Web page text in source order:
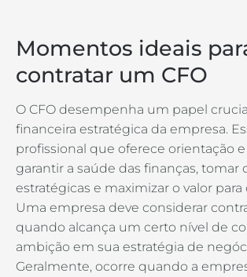
Momentos ideais
contratar um CFO
O CFO desempenha um papel
financeira estratégica da empresa.
profissional que oferece orientação
garantir a saúde das finanças, tomar
estratégicas e maximizar o valor para
Uma empresa deve considerar
quando alcança um certo nível de
ambição em sua estratégia de
Geralmente, ocorre quando a